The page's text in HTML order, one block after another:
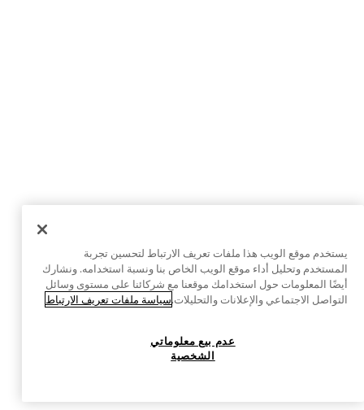
يستخدم موقع الويب هذا ملفات تعريف الارتباط لتحسين تجربة
المستخدم وتحليل أداء موقع الويب الخاص بنا ونسبة استخدامه. ونشارك
أيضًا المعلومات حول استخدامك موقعنا مع شركائنا على مستوى وسائل
التواصل الاجتماعي والإعلانات والتحليلات.سياسة ملفات تعريف الارتباط
عدم بيع معلوماتي
الشخصية